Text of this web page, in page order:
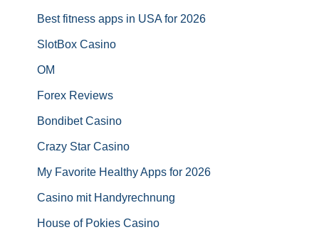
Best fitness apps in USA for 2026
SlotBox Casino
OM
Forex Reviews
Bondibet Casino
Crazy Star Casino
My Favorite Healthy Apps for 2026
Casino mit Handyrechnung
House of Pokies Casino